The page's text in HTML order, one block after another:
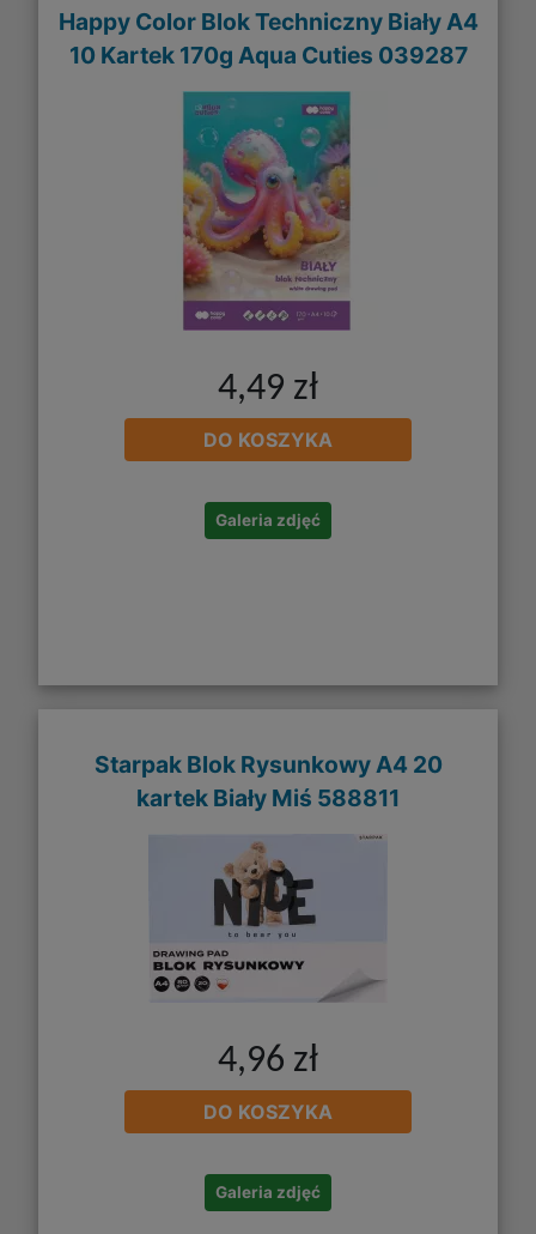
Happy Color Blok Techniczny Biały A4
10 Kartek 170g Aqua Cuties 039287
4,49 zł
DO KOSZYKA
Galeria zdjęć
Starpak Blok Rysunkowy A4 20
kartek Biały Miś 588811
4,96 zł
DO KOSZYKA
Galeria zdjęć